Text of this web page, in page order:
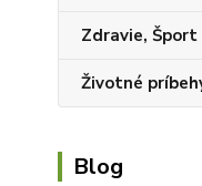
Zdravie, Šport
Životné
Blog